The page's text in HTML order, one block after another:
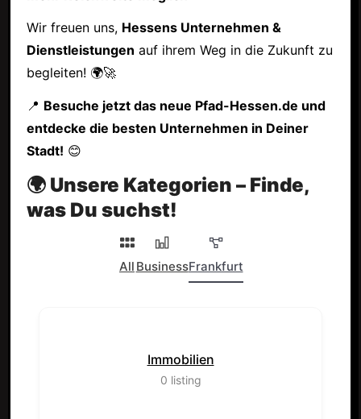
Wir freuen uns, Hessens Unternehmen &
Dienstleistungen auf ihrem Weg in die Zukunft zu
begleiten! 🌍🚀
📍 Besuche jetzt das neue Pfad-Hessen.de und
entdecke die besten Unternehmen in Deiner
Stadt! 😊
🌍 Unsere Kategorien – Finde,
was Du suchst!
All BusinessFrankfurt
Immobilien
0 listing